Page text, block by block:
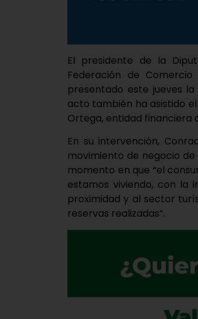
El presidente de la
Federación de Comercio
presentado este jueves
acto también ha asistido
Ortega, entidad financiera
En su intervención,
movimiento de negocio
momento en que “el
estamos viviendo, con la
proximidad y al sector
reservas realizadas”.